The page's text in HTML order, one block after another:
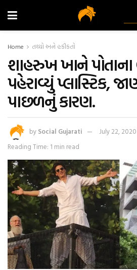
Home તથ્યો અને હકીકતો
શાહરુખ ખાને
પહેરાવ્યું પ્લાસ્ટિક,
પાછળનું કારણ.
by Social Gujarati
July 22, 2020
Reading Time: 1 min read